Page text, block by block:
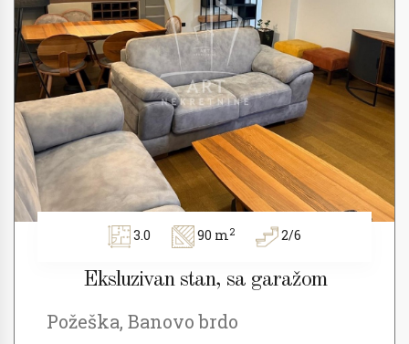
3.0 90 m2 2/6
Eksluzivan stan, sa garažom
Požeška, Banovo brdo